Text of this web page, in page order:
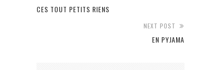
CES TOUT PETITS RIENS
NEXT POST
EN PYJAMA